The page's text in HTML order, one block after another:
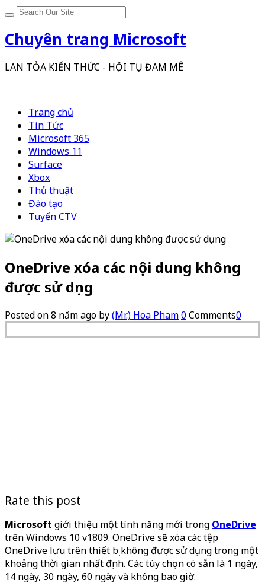
Chuyên trang Microsoft
LAN TỎA KIẾN THỨC - HỘI TỤ ĐAM MÊ
Trang chủ
Tin Tức
Microsoft 365
Windows 11
Surface
Xbox
Thủ thuật
Đào tạo
Tuyển CTV
OneDrive xóa các nội dung không
được sử dụng
Posted on8 năm ago by(Mr.) Hoa Pham0Comments0
Rate this post
Microsoft giới thiệu một tính năng mới trong OneDrive
trên Windows 10 v1809. OneDrive sẽ xóa các tệp
OneDrive lưu trên thiết bị không được sử dụng trong một
khoảng thời gian nhất định. Các tùy chọn có sẵn là 1 ngày,
14 ngày, 30 ngày, 60 ngày và không bao giờ.